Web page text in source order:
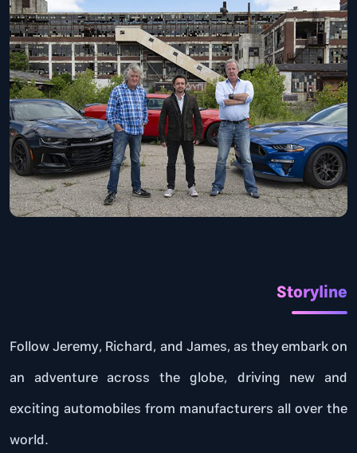
Storyline
Follow Jeremy, Richard, and James, as they embark on
an adventure across the globe, driving new and
exciting automobiles from manufacturers all over the
world.